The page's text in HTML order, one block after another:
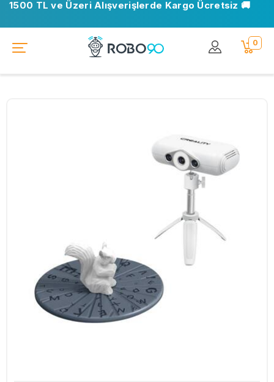
1500 TL ve Üzeri Alışverişlerde Kargo Ücretsiz 🚚
📍 Ofisimiz taşındı. Yeni adresimiz: Ostim OSB, Turan
0